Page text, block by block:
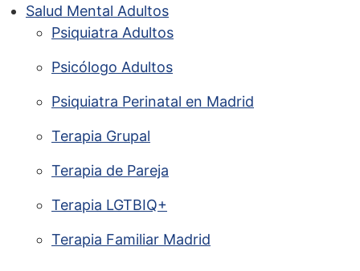
Salud Mental Adultos
Psiquiatra Adultos
Psicólogo Adultos
Psiquiatra Perinatal en Madrid
Terapia Grupal
Terapia de Pareja
Terapia LGTBIQ+
Terapia Familiar Madrid